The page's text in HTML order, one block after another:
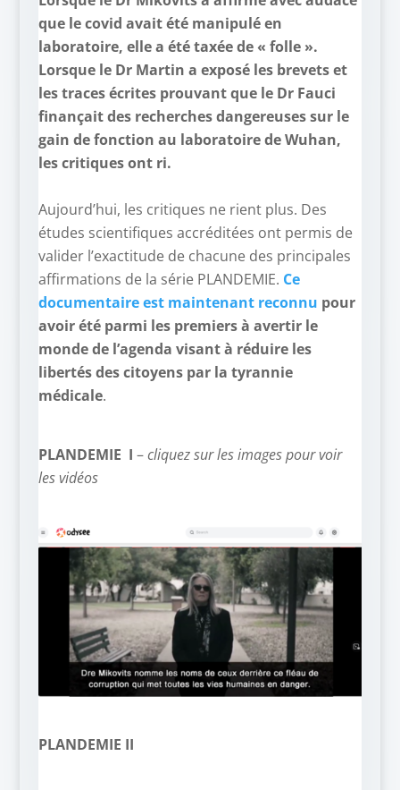
que le covid avait été manipulé en
laboratoire, elle a été taxée de « folle ».
Lorsque le Dr Martin a exposé les brevets et
les traces écrites prouvant que le Dr Fauci
finançait des recherches dangereuses sur le
gain de fonction au laboratoire de Wuhan,
les critiques ont ri.
Aujourd’hui, les critiques ne rient plus. Des
études scientifiques accréditées ont permis de
valider l’exactitude de chacune des principales
affirmations de la série PLANDEMIE. Ce
documentaire est maintenant reconnu pour
avoir été parmi les premiers à avertir le
monde de l’agenda visant à réduire les
libertés des citoyens par la tyrannie
médicale.
PLANDEMIE I –cliquez sur les images pour voir
les vidéos
PLANDEMIE II